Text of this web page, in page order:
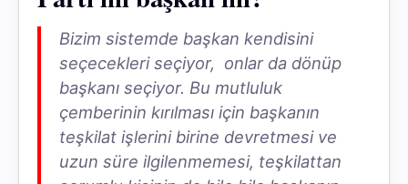
Bizim sistemde başkan kendisini
seçecekleri seçiyor, onlar da dönüp
başkanı seçiyor. Bu mutluluk
çemberinin kırılması için başkanın
teşkilat işlerini birine devretmesi ve
uzun süre ilgilenmemesi, teşkilattan